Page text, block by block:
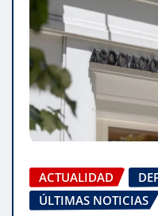
ACTUALIDAD
ÚLTIMAS NOTICIAS